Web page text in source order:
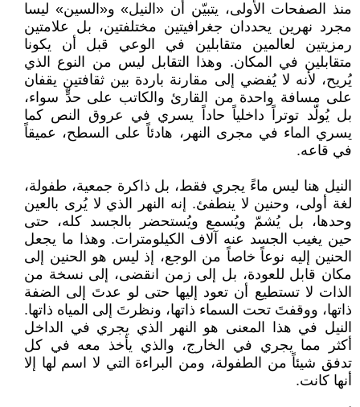
منذ الصفحات الأولى، يتبيّن أن «النيل» و«السين» ليسا
مجرد نهرين يحددان جغرافيتين مختلفتين، بل علامتين
رمزيتين لعالمين متقابلين في الوعي قبل أن يكونا
متقابلين في المكان. وهذا التقابل ليس من النوع الذي
يُريح، لأنه لا يُفضي إلى مقارنة باردة بين ثقافتين يقفان
على مسافة واحدة من القارئ والكاتب على حدٍّ سواء،
بل يُولّد توتراً داخلياً حاداً يسري في عروق النص كما
يسري الماء في مجرى النهر، هادئاً على السطح، عميقاً
في قاعه.
النيل هنا ليس ماءً يجري فقط، بل ذاكرة جمعية، طفولة،
لغة أولى، وحنين لا ينطفئ. إنه النهر الذي لا يُرى بالعين
وحدها، بل يُشمّ ويُسمع ويُستحضر بالجسد كله، حتى
حين يغيب الجسد عنه آلاف الكيلومترات. وهذا ما يجعل
الحنين إليه نوعاً خاصاً من الوجع، إذ ليس هو الحنين إلى
مكان قابل للعودة، بل إلى زمن انقضى، إلى نسخة من
الذات لا تستطيع أن تعود إليها حتى لو عدتَ إلى الضفة
ذاتها، ووقفتَ تحت السماء ذاتها، ونظرتَ إلى المياه ذاتها.
النيل في هذا المعنى هو النهر الذي يجري في الداخل
أكثر مما يجري في الخارج، والذي يأخذ معه في كل
تدفق شيئاً من الطفولة، ومن البراءة التي لا اسم لها إلا
أنها كانت.